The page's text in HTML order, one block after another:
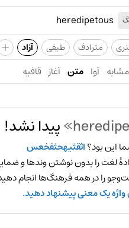
مترادف طیفی آزاد +
مشابه آوا متن آغاز قافیه
پیدا نشد!
این بود؟اثقثیهحثفخعس
لغت را بدون نوشتن وندها و
را در همه فرهنگ‌ها انجام
واژه یک معنی پیشنهاد دهید.